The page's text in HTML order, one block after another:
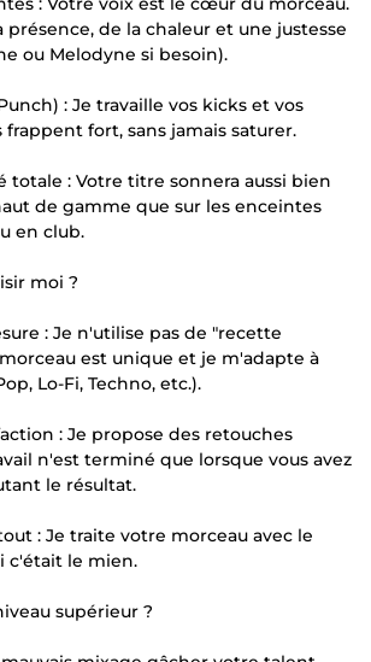
présence, de la chaleur et une justesse
ou Melodyne si besoin).
: Je travaille vos kicks et vos
frappent fort, sans jamais saturer.
totale : Votre titre sonnera aussi bien
de gamme que sur les enceintes
en club.
moi ?
: Je n'utilise pas de "recette
est unique et je m'adapte à
Lo-Fi, Techno, etc.).
: Je propose des retouches
n'est terminé que lorsque vous avez
le résultat.
: Je traite votre morceau avec le
c'était le mien.
supérieur ?